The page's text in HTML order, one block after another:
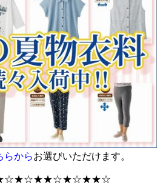
らからお選びいただけます。